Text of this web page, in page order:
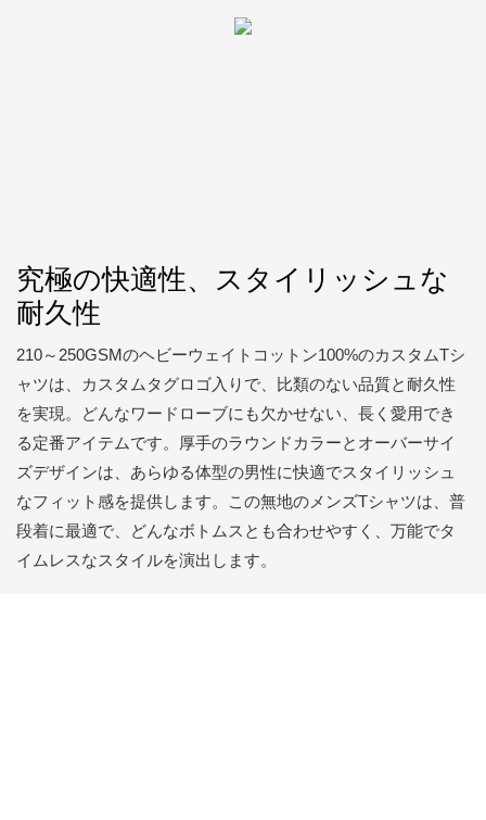
究極の快適性、スタイリッシュな
耐久性
210～250GSMのヘビーウェイトコットン100%のカスタムTシ
ャツは、カスタムタグロゴ入りで、比類のない品質と耐久性
を実現。どんなワードローブにも欠かせない、長く愛用でき
る定番アイテムです。厚手のラウンドカラーとオーバーサイ
ズデザインは、あらゆる体型の男性に快適でスタイリッシュ
なフィット感を提供します。この無地のメンズTシャツは、普
段着に最適で、どんなボトムスとも合わせやすく、万能でタ
イムレスなスタイルを演出します。